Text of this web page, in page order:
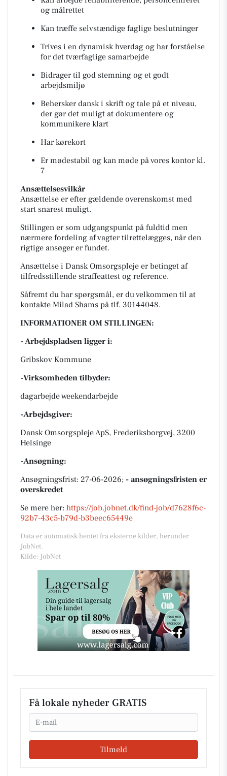
og målrettet
Kan træffe selvstændige faglige beslutninger
Trives i en dynamisk hverdag og har forståelse
for det tværfaglige samarbejde
Bidrager til god stemning og et godt
arbejdsmiljø
Behersker dansk i skrift og tale på et niveau,
der gør det muligt at dokumentere og
kommunikere klart
Har kørekort
Er mødestabil og kan møde på vores kontor kl.
7
Ansættelsesvilkår
Ansættelse er efter gældende overenskomst med
start snarest muligt.
Stillingen er som udgangspunkt på fuldtid men
nærmere fordeling af vagter tilrettelægges, når den
rigtige ansøger er fundet.
Ansættelse i Dansk Omsorgspleje er betinget af
tilfredsstillende straffeattest og reference.
Såfremt du har spørgsmål, er du velkommen til at
kontakte Milad Shams på tlf. 30144048.
INFORMATIONER OM STILLINGEN:
- Arbejdspladsen ligger i:
Gribskov Kommune
-Virksomheden tilbyder:
dagarbejde weekendarbejde
-Arbejdsgiver:
Dansk Omsorgspleje ApS, Frederiksborgvej, 3200
Helsinge
-Ansøgning:
Ansøgningsfrist: 27-06-2026; - ansøgningsfristen er
overskredet
Se mere her: https://job.jobnet.dk/find-job/d7628f6c-
92b7-43c5-b79d-b3beec65449e
Data er automatisk hentet fra eksterne kilder, herunder
JobNet.
Kilde: JobNet
Få lokale nyheder GRATIS
Email
Tilmeld